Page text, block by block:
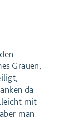
Grauen,
da
mit
man